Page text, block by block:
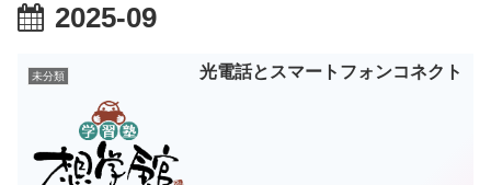
2025-09
未分類 光電話とスマートフォンコネクト